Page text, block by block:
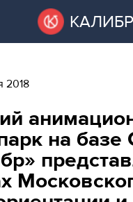
все
к
ПЛОЩАДИ
КАЛИБР
2018
на